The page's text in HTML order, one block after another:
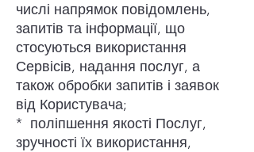
числі напрямок повідомлень,
запитів та інформації, що
стосуються використання
Сервісів, надання послуг, а
також обробки запитів і заявок
від Користувача;
* поліпшення якості Послуг,
зручності їх використання,